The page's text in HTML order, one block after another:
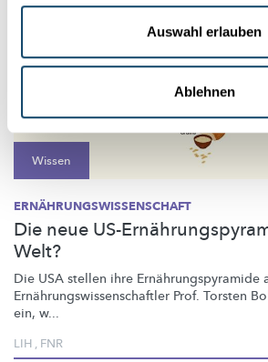
Auswahl erlauben
Ablehnen
Wissen
ERNÄHRUNGSWISSENSCHAFT
Die neue US-
Welt?
Die USA stellen ihre Ernährungspyramide
Ernährungswissenschaftler Prof. Torsten
ein, w...
LIH , FNR